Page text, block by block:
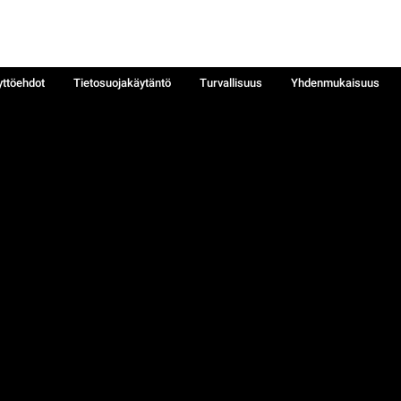
Tietosuojakäytäntö Turvallisuus
Yhdenmukaisuus